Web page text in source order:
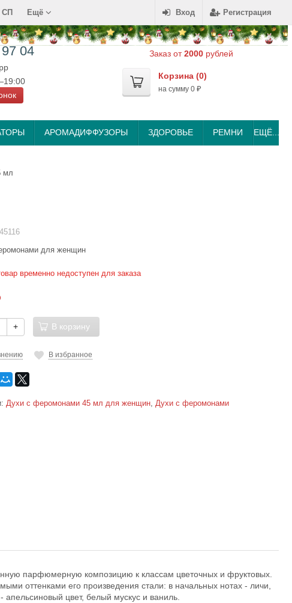
Вход Регистрация
СП Ещё
04 Заказ от2000 рублей
Корзина (0)
на сумму 0 ₽
АРОМАДИФФУЗОРЫ ЗДОРОВЬЕ РЕМНИ ЕЩЁ...
мл
45116
для женщин
временно недоступен для заказа
+ В корзину
В избранное
Духи с феромонами 45 мл для женщин, Духи с феромонами
парфюмерную композицию к классам цветочных и фруктовых.
оттенками его произведения стали: в начальных нотах - личи,
цвет, белый мускус и ваниль.